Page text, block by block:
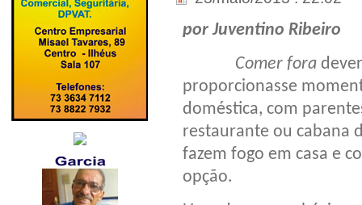
por Juventino Ribeiro
Comer fora
proporcionasse
doméstica, com
restaurante ou cabana
fazem fogo em casa e
opção.